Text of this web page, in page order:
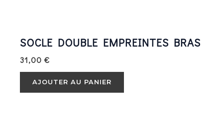
SOCLE DOUBLE EMPREINTES BRAS
31,00 €
AJOUTER AU PANIER